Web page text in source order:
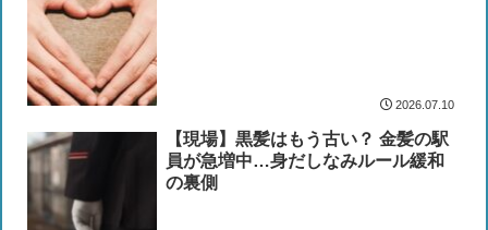
2026.07.10
【現場】黒髪はもう古い？ 金髪の駅
員が急増中…身だしなみルール緩和
の裏側